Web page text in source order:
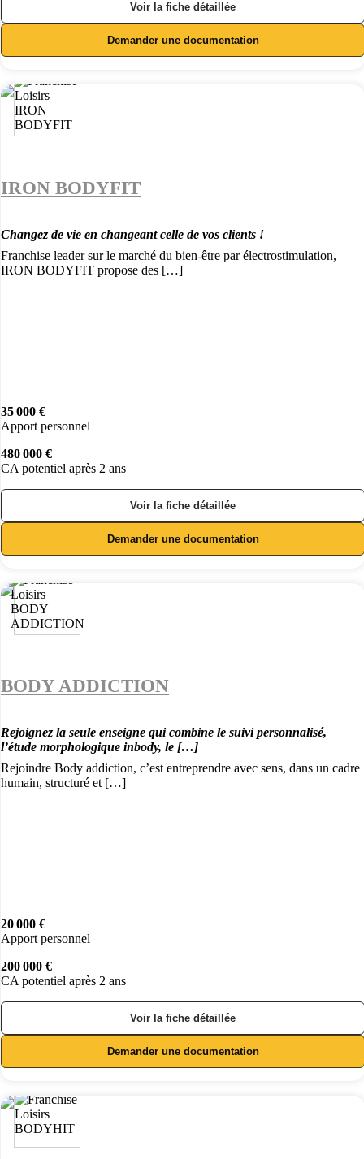
Voir la fiche détaillée
Demander une documentation
IRON BODYFIT
Changez de vie en changeant celle de vos clients !
Franchise leader sur le marché du bien-être par électrostimulation,
IRON BODYFIT propose des […]
35 000 €
Apport personnel
480 000 €
CA potentiel après 2 ans
Voir la fiche détaillée
Demander une documentation
BODY ADDICTION
Rejoignez la seule enseigne qui combine le suivi personnalisé,
l’étude morphologique inbody, le […]
Rejoindre Body addiction, c’est entreprendre avec sens, dans un cadre
humain, structuré et […]
20 000 €
Apport personnel
200 000 €
CA potentiel après 2 ans
Voir la fiche détaillée
Demander une documentation